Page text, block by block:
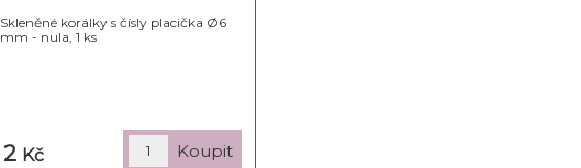
Skleněné korálky s čísly placička Ø6
mm - nula, 1 ks
2 Kč